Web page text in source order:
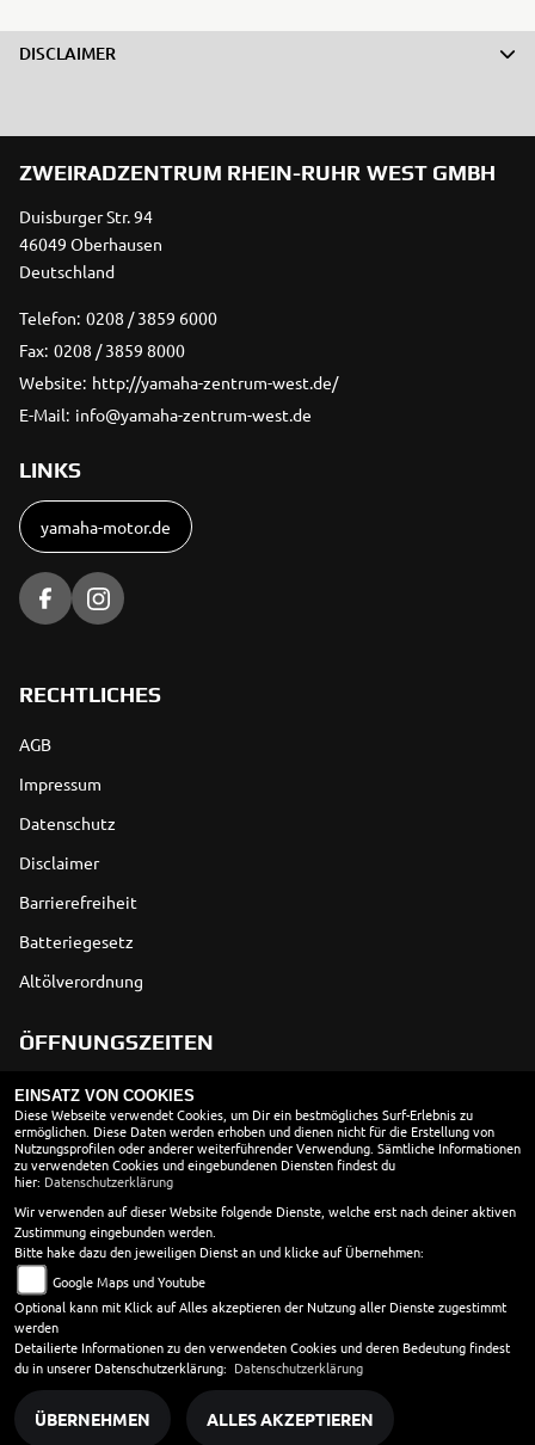
DISCLAIMER
ZWEIRADZENTRUM RHEIN-RUHR WEST GMBH
Duisburger Str. 94
46049 Oberhausen
Deutschland
Telefon: 0208 / 3859 6000
Fax: 0208 / 3859 8000
Website: http://yamaha-zentrum-west.de/
E-Mail: info@yamaha-zentrum-west.de
LINKS
yamaha-motor.de
RECHTLICHES
AGB
Impressum
Datenschutz
Disclaimer
Barrierefreiheit
Batteriegesetz
Altölverordnung
ÖFFNUNGSZEITEN
Montag:
geschlossen
Dienstag:
08:30 - 18:00
Mittwoch:
08:30 - 18:00
Donnerstag:
08:30 - 18:00
Freitag:
08:30 - 18:00
Samstag:
10:00 - 13:00
Sonntag:
geschlossen
Werkstatt
Montag - Donnerstag 8.30 - 18.00 Uhr
Freitag 8.30 - 17.00 Uhr
EINSATZ VON COOKIES
Diese Webseite verwendet Cookies, um Dir ein bestmögliches Surf-Erlebnis zu
ermöglichen. Diese Daten werden erhoben und dienen nicht für die Erstellung von
Nutzungsprofilen oder anderer weiterführender Verwendung. Sämtliche Informationen
zu verwendeten Cookies und eingebundenen Diensten findest du
hier: Datenschutzerklärung
Wir verwenden auf dieser Website folgende Dienste, welche erst nach deiner aktiven
Zustimmung eingebunden werden.
Bitte hake dazu den jeweiligen Dienst an und klicke auf Übernehmen:
Google Maps und Youtube
Optional kann mit Klick auf Alles akzeptieren der Nutzung aller Dienste zugestimmt
werden
Detailierte Informationen zu den verwendeten Cookies und deren Bedeutung findest
du in unserer Datenschutzerklärung: Datenschutzerklärung
ÜBERNEHMEN ALLES AKZEPTIEREN